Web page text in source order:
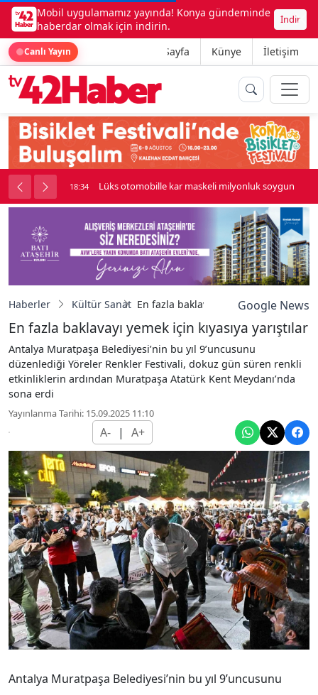
Mobil uygulamamız yayında! Konya gündeminde
haberdar olmak için indirin.
İndir
Canlı Yayın Ana Sayfa Künye İletişim
kavga çıktı 18:34 Lüks otomobille kar maskeli milyonluk soygun
Haberler Kültür Sanat En fazla baklavayı yemek için kıyasıya
Google News
En fazla baklavayı yemek için kıyasıya yarıştılar
Antalya Muratpaşa Belediyesi’nin bu yıl 9’uncusunu
düzenlediği Yöreler Renkler Festivali, dokuz gün süren renkli
etkinliklerin ardından Muratpaşa Atatürk Kent Meydanı’nda
sona erdi
Yayınlanma Tarihi: 15.09.2025 11:10
A- | A+
Antalya Muratpaşa Belediyesi’nin bu yıl 9’uncusunu